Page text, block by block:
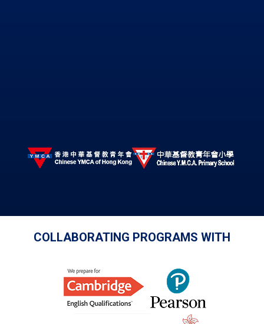
COLLABORATING PROGRAMS WITH